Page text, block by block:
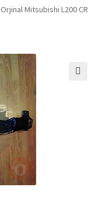
Orjinal Mitsubishi L200 CR